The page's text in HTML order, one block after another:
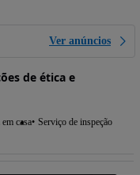
Ver anúncios
de ética e
casa Serviço de inspeção